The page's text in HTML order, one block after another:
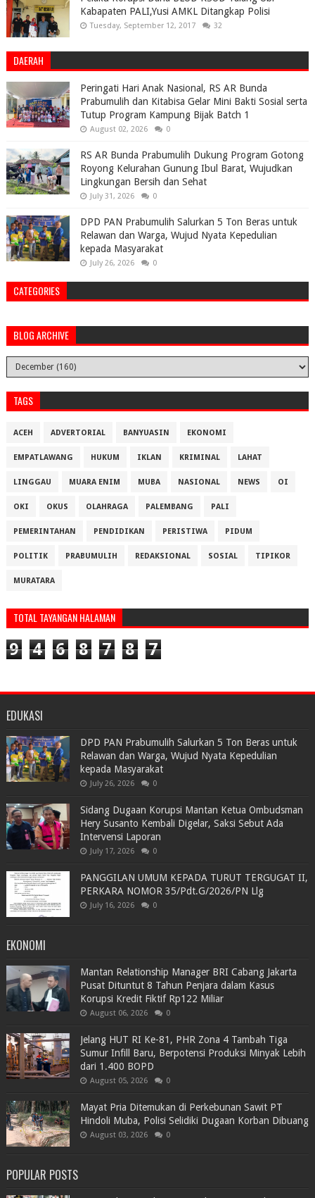
Kabapaten PALI,Yusi AMKL Ditangkap Polisi
Tuesday, September 12, 2017 32
DAERAH
Peringati Hari Anak Nasional, RS AR Bunda
Prabumulih dan Kitabisa Gelar Mini Bakti Sosial serta
Tutup Program Kampung Bijak Batch 1
August 02, 2026 0
RS AR Bunda Prabumulih Dukung Program Gotong
Royong Kelurahan Gunung Ibul Barat, Wujudkan
Lingkungan Bersih dan Sehat
July 31, 2026 0
DPD PAN Prabumulih Salurkan 5 Ton Beras untuk
Relawan dan Warga, Wujud Nyata Kepedulian
kepada Masyarakat
July 26, 2026 0
CATEGORIES
BLOG ARCHIVE
TAGS
ACEH ADVERTORIAL BANYUASIN EKONOMI
EMPATLAWANG HUKUM IKLAN KRIMINAL LAHAT
LINGGAU MUARA ENIM MUBA NASIONAL NEWS OI
OKI OKUS OLAHRAGA PALEMBANG PALI
PEMERINTAHAN PENDIDIKAN PERISTIWA PIDUM
POLITIK PRABUMULIH REDAKSIONAL SOSIAL TIPIKOR
MURATARA
TOTAL TAYANGAN HALAMAN
9 4 6 8 7 8 7
EDUKASI
DPD PAN Prabumulih Salurkan 5 Ton Beras untuk
Relawan dan Warga, Wujud Nyata Kepedulian
kepada Masyarakat
July 26, 2026 0
Sidang Dugaan Korupsi Mantan Ketua Ombudsman
Hery Susanto Kembali Digelar, Saksi Sebut Ada
Intervensi Laporan
July 17, 2026 0
PANGGILAN UMUM KEPADA TURUT TERGUGAT II,
PERKARA NOMOR 35/Pdt.G/2026/PN Llg
July 16, 2026 0
EKONOMI
Mantan Relationship Manager BRI Cabang Jakarta
Pusat Dituntut 8 Tahun Penjara dalam Kasus
Korupsi Kredit Fiktif Rp122 Miliar
August 06, 2026 0
Jelang HUT RI Ke-81, PHR Zona 4 Tambah Tiga
Sumur Infill Baru, Berpotensi Produksi Minyak Lebih
dari 1.400 BOPD
August 05, 2026 0
Mayat Pria Ditemukan di Perkebunan Sawit PT
Hindoli Muba, Polisi Selidiki Dugaan Korban Dibuang
August 03, 2026 0
POPULAR POSTS